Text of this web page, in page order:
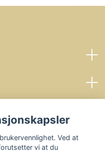
Ved at
vi at du